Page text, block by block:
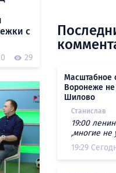
с
0 29
Масштабное
Воронеже не
Шилово
Станислав
19:00
,многие не
19:29